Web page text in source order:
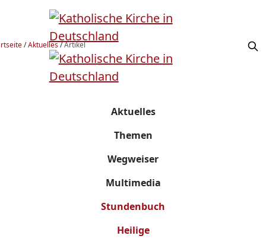
/Aktuelles/Artikel
Aktuelles
Themen
Wegweiser
Multimedia
Stundenbuch
Heilige